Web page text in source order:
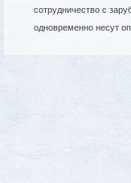
сотрудничество с
одновременно несут